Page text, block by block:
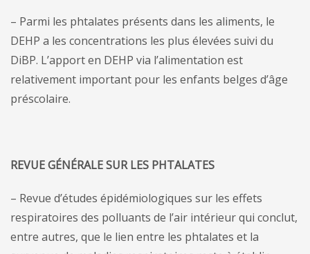
– Parmi les phtalates présents dans les aliments, le
DEHP a les concentrations les plus élevées suivi du
DiBP. L’apport en DEHP via l’alimentation est
relativement important pour les enfants belges d’âge
préscolaire.
REVUE GÉNÉRALE SUR LES PHTALATES
– Revue d’études épidémiologiques sur les effets
respiratoires des polluants de l’air intérieur qui conclut,
entre autres, que le lien entre les phtalates et la